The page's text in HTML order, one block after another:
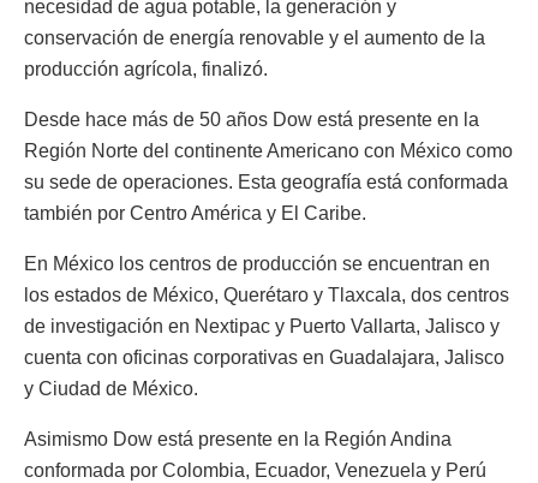
necesidad de agua potable, la generación y
conservación de energía renovable y el aumento de la
producción agrícola, finalizó.
Desde hace más de 50 años Dow está presente en la
Región Norte del continente Americano con México como
su sede de operaciones. Esta geografía está conformada
también por Centro América y El Caribe.
En México los centros de producción se encuentran en
los estados de México, Querétaro y Tlaxcala, dos centros
de investigación en Nextipac y Puerto Vallarta, Jalisco y
cuenta con oficinas corporativas en Guadalajara, Jalisco
y Ciudad de México.
Asimismo Dow está presente en la Región Andina
conformada por Colombia, Ecuador, Venezuela y Perú